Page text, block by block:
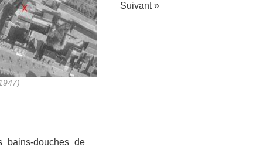
douches de
Suivant »